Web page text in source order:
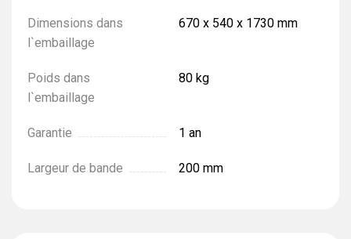
Dimensions dans
l`embaillage
670 х 540 х 1730 mm
Poids dans
l`embaillage
80 kg
Garantie 1 an
Largeur de bande 200 mm